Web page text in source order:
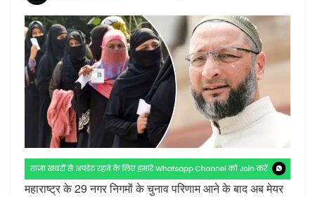
महाराष्ट्र के 29 नगर निगमों के चुनाव परिणाम आने के बाद अब मेयर